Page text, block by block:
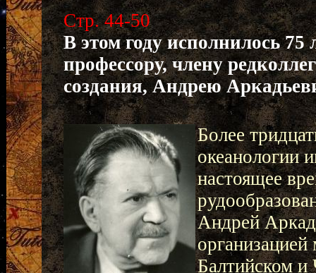
Стр. 44-50
В этом году исполнилось 75
профессору, члену
создания, Андрею
Более
настоящее
Андрей
Балтийском